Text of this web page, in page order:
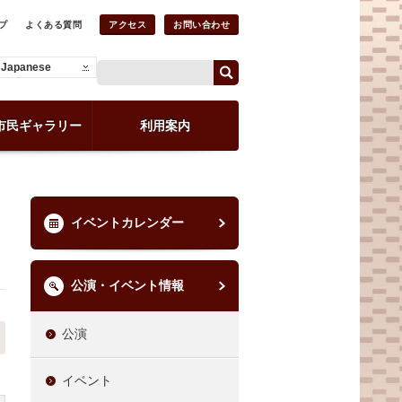
よくある質問 アクセス お問い合わせ
Japanese
民ギャラリー 利用案内
イベントカレンダー
公演・イベント情報
公演
イベント